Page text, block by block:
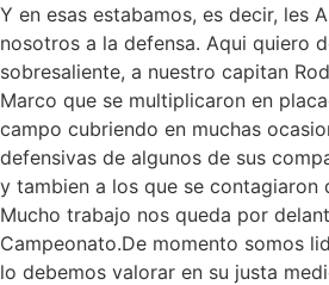
Y en esas estabamos, es decir, les
nosotros a la defensa. Aqui quiero
sobresaliente, a nuestro capitan
Marco que se multiplicaron en
campo cubriendo en muchas
defensivas de algunos de sus
y tambien a los que se contagiaron
Mucho trabajo nos queda por
Campeonato.De momento somos
lo debemos valorar en su justa